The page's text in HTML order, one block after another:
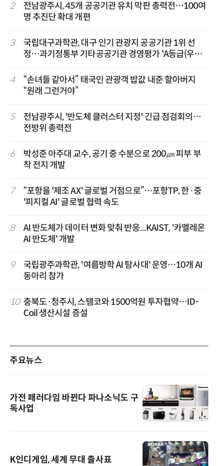
2
전남광주시, 45개 공공기관 유치 막판 총력전…100여
명 추진단 확대 개편
3
국립대구과학관, 대구 인기 관광지 공공기관 1위 선
정…과기정통부 기타공공기관 경영평가 'A등급(우수)'
4
“손녀들 같아서” 태국인 관광객 밥값 내준 할아버지
“원래 그런거야”
5
전남광주시, '반도체 클러스터 지정' 긴급 점검회의…
전방위 총력전
6
박성준 아주대 교수, 공기 중 수분으로 200㎛ 피부 부
착 전지 개발
7
“포항을 '제조 AX' 글로벌 거점으로”…포항TP, 한·중
'피지컬 AI' 글로벌 협력 속도
8
AI 반도체가 데이터 변화 맞춰 반응...KAIST, '카멜레온
AI 반도체' 개발
9
국립광주과학관, '여름방학 AI 탐사대' 운영…10개 AI
동아리 참가
10 충북도·청주시, 스템코와 1500억원 투자협약…ID-
Coil 생산시설 증설
주요뉴스
가전 패러다임 바뀐다 파나소닉도 구
독사업
K인디게임, 세계 무대 출사표